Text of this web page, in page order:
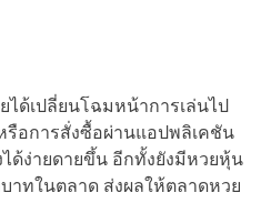
ด้เปลี่ยนโฉมหน้าการเล่นไป
รือการสั่งซื้อผ่านแอปพลิเคชัน
ด้ง่ายดายขึ้น อีกทั้งยังมีหวยหุ้น
าทในตลาด ส่งผลให้ตลาดหวย